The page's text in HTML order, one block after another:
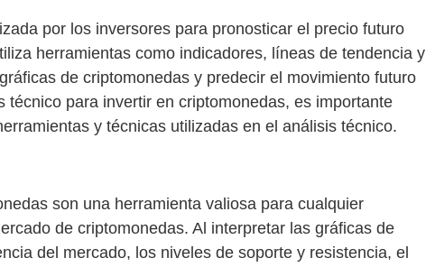
por los inversores para pronosticar el precio futuro
herramientas como indicadores, líneas de tendencia y
de criptomonedas y predecir el movimiento futuro
técnico para invertir en criptomonedas, es importante
y técnicas utilizadas en el análisis técnico.
son una herramienta valiosa para cualquier
de criptomonedas. Al interpretar las gráficas de
del mercado, los niveles de soporte y resistencia, el